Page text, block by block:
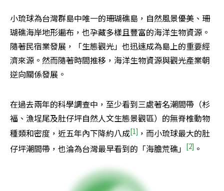
小琉球為台灣群島中唯一的珊瑚礁島，自然風景優美、珊
瑚礁海岸地形遍布，也孕藏多樣且豐富的海洋生物資源。
隨著民宿業發展，「生態觀光」也迅速成為島上的重要經
濟來源。然而隨著時間推移，海洋生物資源與觀光產業朝
逆向關係發展。
在過去兩年的科學調查中，至少看到三處著名潮間帶（杉
福、漁埕尾及肚仔坪自然人文生態景觀區）的無脊椎動物
種類和密度，近五年內下降約八成[1] ，而小琉球最大的肚
仔坪潮間帶，也淪為台灣最早看到的「海膽荒礁」 [2] 。